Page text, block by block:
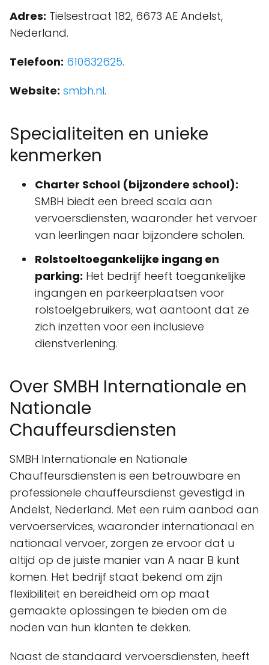
Adres: Tielsestraat 182, 6673 AE Andelst,
Nederland.
Telefoon: 610632625.
Website: smbh.nl.
Specialiteiten en unieke
kenmerken
Charter School (bijzondere school):
SMBH biedt een breed scala aan
vervoersdiensten, waaronder het vervoer
van leerlingen naar bijzondere scholen.
Rolstoeltoegankelijke ingang en
parking: Het bedrijf heeft toegankelijke
ingangen en parkeerplaatsen voor
rolstoelgebruikers, wat aantoont dat ze
zich inzetten voor een inclusieve
dienstverlening.
Over SMBH Internationale en
Nationale
Chauffeursdiensten
SMBH Internationale en Nationale
Chauffeursdiensten is een betrouwbare en
professionele chauffeursdienst gevestigd in
Andelst, Nederland. Met een ruim aanbod aan
vervoerservices, waaronder internationaal en
nationaal vervoer, zorgen ze ervoor dat u
altijd op de juiste manier van A naar B kunt
komen. Het bedrijf staat bekend om zijn
flexibiliteit en bereidheid om op maat
gemaakte oplossingen te bieden om de
noden van hun klanten te dekken.
Naast de standaard vervoersdiensten, heeft